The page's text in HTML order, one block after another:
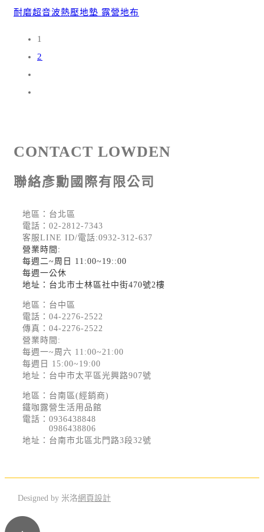
耐磨超音波熱壓地墊 露營地布
1
2
CONTACT LOWDEN
聯絡彥勳國際有限公司
地區：台北區
電話： 02-2812-7343
客服LINE ID/電話:0932-312-637
營業時間:
每週二~周日 11:00~19::00
每週一公休
地址：台北市士林區社中街470號2樓
地區：台中區
電話： 04-2276-2522
傳真：04-2276-2522
營業時間:
每週一~周六 11:00~21:00
每週日 15:00~19:00
地址：台中市太平區光興路907號
地區：台南區(經銷商)
鐵咖露營生活用品館
電話： 0936438848
0986438806
地址：台南市北區北門路3段32號
Designed by 米洛網頁設計